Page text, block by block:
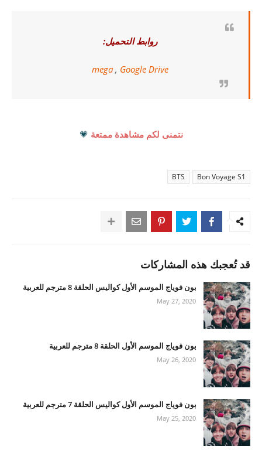
روابط التحميل:
mega, Google Drive
نتمنى لكم مشاهدة ممتعة 💗
Bon Voyage S1
BTS
قد تُعجبك هذه المشاركات
بون فوياج الموسم الأول كواليس الحلقة 8 مترجم للعربية
May 27, 2020
بون فوياج الموسم الأول الحلقة 8 مترجم للعربية
May 26, 2020
بون فوياج الموسم الأول كواليس الحلقة 7 مترجم للعربية
May 25, 2020